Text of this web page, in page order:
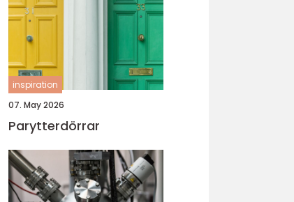
inspiration
07. May 2026
Parytterdörrar